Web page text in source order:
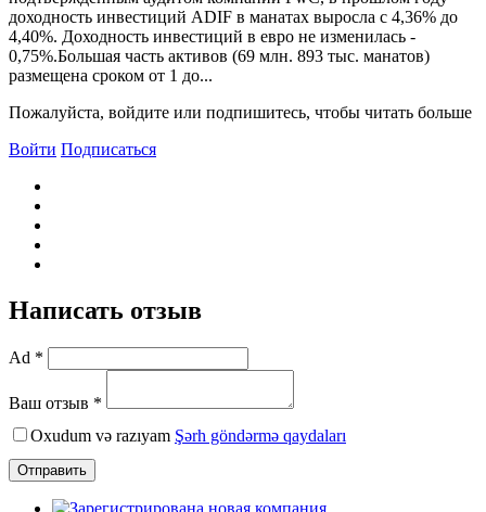
доходность инвестиций ADIF в манатах выросла с 4,36% до
4,40%. Доходность инвестиций в евро не изменилась -
0,75%.Большая часть активов (69 млн. 893 тыс. манатов)
размещена сроком от 1 до...
Пожалуйста, войдите или подпишитесь, чтобы читать больше
Войти Подписаться
Написать отзыв
Ad *
Ваш отзыв *
Oxudum və razıyam Şərh göndərmə qaydaları
Отправить